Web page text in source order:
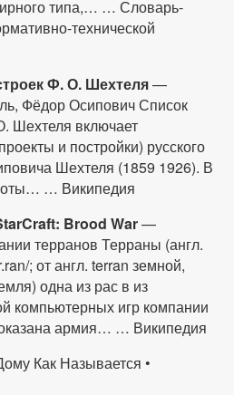
типа,… … Словарь-
технической
Ф. О. Шехтеля—
Фёдор Осипович Список
Шехтеля включает
и постройки) русского
Шехтеля (1859 1926). В
… Википедия
Brood War—
терранов Терраны (англ.
; от англ. terran земной,
одна из рас в из
компьютерных игр компании
армия… … Википедия